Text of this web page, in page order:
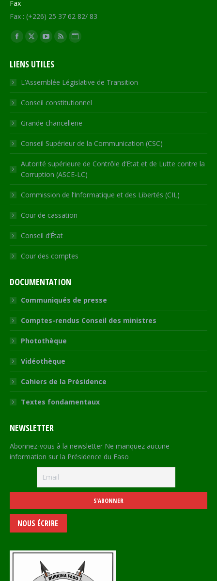
Fax
Fax : (+226) 25 37 62 82/ 83
Trouvez nous sur :
Facebook
opens
in
new
window
X
opens
in
new
window
YouTube
opens
in
new
window
RSS
in
new
window
Site
opens
in
new
LIENS UTILES
L’Assemblée Législative de Transition
Conseil constitutionnel
Grande chancellerie
Conseil Supérieur de la Communication (CSC)
Autorité supérieure de Contrôle d’Etat et de Lutte contre la
Corruption (ASCE-LC)
Commission de l’Informatique et des Libertés (CIL)
Cour de cassation
Conseil d’État
Cour des comptes
DOCUMENTATION
Communiqués de presse
Comptes-rendus Conseil des ministres
Photothèque
Vidéothèque
Cahiers de la Présidence
Textes fondamentaux
NEWSLETTER
Abonnez-vous à la newsletter Ne manquez aucune
information sur la Présidence du Faso
NOUS ÉCRIRE